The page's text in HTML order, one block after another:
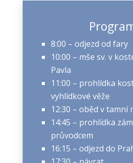
8:00 – odjezd od fary
10:00 – mše sv. v
Pavla
11:00 – prohlídka
vyhlídkové věže
12:30 – oběd v tamní
14:45 – prohlídka
průvodcem
16:15 – odjezd do